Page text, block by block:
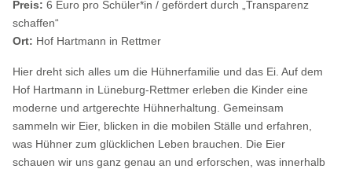
Preis:6 Euro pro Schüler*in / gefördert durch „Transparenz
schaffen“
Ort: Hof Hartmann in Rettmer
Hier dreht sich alles um die Hühnerfamilie und das Ei. Auf dem
Hof Hartmann in Lüneburg-Rettmer erleben die Kinder eine
moderne und artgerechte Hühnerhaltung. Gemeinsam
sammeln wir Eier, blicken in die mobilen Ställe und erfahren,
was Hühner zum glücklichen Leben brauchen. Die Eier
schauen wir uns ganz genau an und erforschen, was innerhalb